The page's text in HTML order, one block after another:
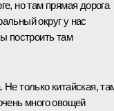
но там прямая дорога
округ у нас
построить там
Не только китайская,
много овощей